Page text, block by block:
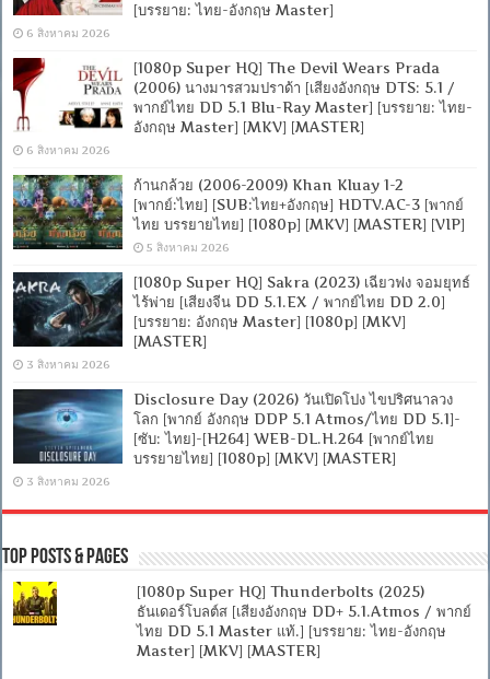
[บรรยาย: ไทย-อังกฤษ Master]
6 สิงหาคม 2026
[1080p Super HQ] The Devil Wears Prada
(2006) นางมารสวมปราด้า [เสียงอังกฤษ DTS: 5.1 /
พากย์ไทย DD 5.1 Blu-Ray Master] [บรรยาย: ไทย-
อังกฤษ Master] [MKV] [MASTER]
6 สิงหาคม 2026
ก้านกล้วย (2006-2009) Khan Kluay 1-2
[พากย์:ไทย] [SUB:ไทย+อังกฤษ] HDTV.AC-3 [พากย์
ไทย บรรยายไทย] [1080p] [MKV] [MASTER] [VIP]
5 สิงหาคม 2026
[1080p Super HQ] Sakra (2023) เฉียวฟง จอมยุทธ์
ไร้พ่าย [เสียงจีน DD 5.1.EX / พากย์ไทย DD 2.0]
[บรรยาย: อังกฤษ Master] [1080p] [MKV]
[MASTER]
3 สิงหาคม 2026
Disclosure Day (2026) วันเปิดโปง ไขปริศนาลวง
โลก [พากย์ อังกฤษ DDP 5.1 Atmos/ไทย DD 5.1]-
[ซับ: ไทย]-[H264] WEB-DL.H.264 [พากย์ไทย
บรรยายไทย] [1080p] [MKV] [MASTER]
3 สิงหาคม 2026
Top Posts & Pages
[1080p Super HQ] Thunderbolts (2025)
ธันเดอร์โบลต์ส [เสียงอังกฤษ DD+ 5.1.Atmos / พากย์
ไทย DD 5.1 Master แท้.] [บรรยาย: ไทย-อังกฤษ
Master] [MKV] [MASTER]